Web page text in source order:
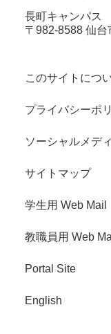
長町キャンパス
〒982-8588 仙
このサイトにつ
プライバシーポ
ソーシャルメデ
サイトマップ
学生用 Web Mail
教職員用 Web
Portal Site
English